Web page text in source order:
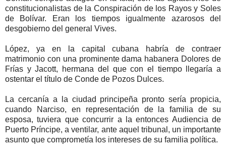
constitucionalistas de la Conspiración de los Rayos y Soles
de Bolívar. Eran los tiempos igualmente azarosos del
desgobierno del general Vives.
López, ya en la capital cubana habría de contraer
matrimonio con una prominente dama habanera Dolores de
Frías y Jacott, hermana del que con el tiempo llegaría a
ostentar el título de Conde de Pozos Dulces.
La cercanía a la ciudad principeña pronto sería propicia,
cuando Narciso, en representación de la familia de su
esposa, tuviera que concurrir a la entonces Audiencia de
Puerto Príncipe, a ventilar, ante aquel tribunal, un importante
asunto que comprometía los intereses de su familia política.